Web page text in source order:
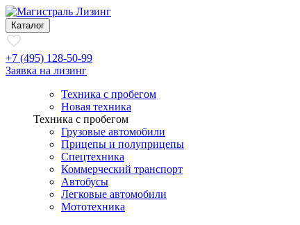
Каталог
+7 (495) 128-50-99
Заявка на лизинг
Техника с пробегом
Новая техника
Техника с пробегом
Грузовые автомобили
Прицепы и полуприцепы
Спецтехника
Коммерческий транспорт
Автобусы
Легковые автомобили
Мототехника